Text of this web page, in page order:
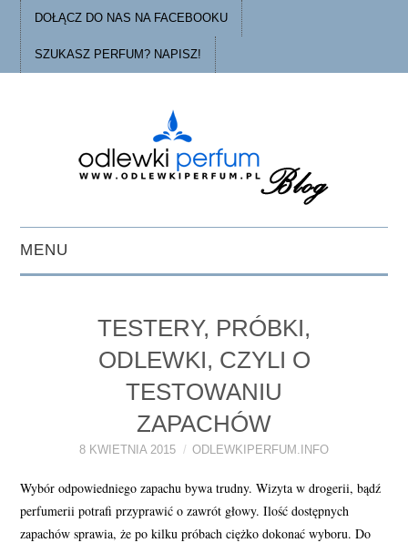
DOŁĄCZ DO NAS NA FACEBOOKU
SZUKASZ PERFUM? NAPISZ!
MENU
PORADY
O ODLEWKACH
PERFUMY FAQ
A TO CIEKAWE!
SKLEP
TESTERY, PRÓBKI,
ODLEWKI, CZYLI O
TESTOWANIU
ZAPACHÓW
8 KWIETNIA 2015 ODLEWKIPERFUM.INFO
Wybór odpowiedniego zapachu bywa trudny. Wizyta w drogerii, bądź
perfumerii potrafi przyprawić o zawrót głowy. Ilość dostępnych
zapachów sprawia, że po kilku próbach ciężko dokonać wyboru. Do